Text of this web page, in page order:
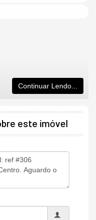
Continuar Lendo...
este imóvel